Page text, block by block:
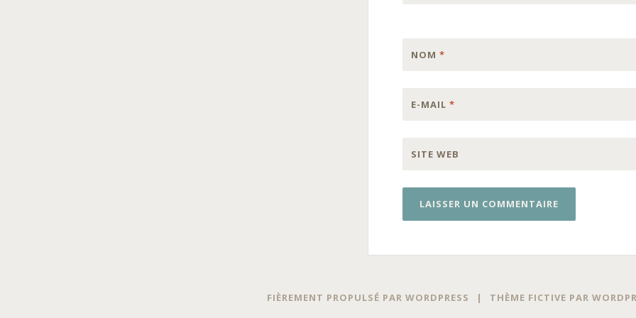
NOM*
E-MAIL*
SITE WEB
FIÈREMENT PROPULSÉ PAR WORDPRESS | THÈME FICTIVE PAR